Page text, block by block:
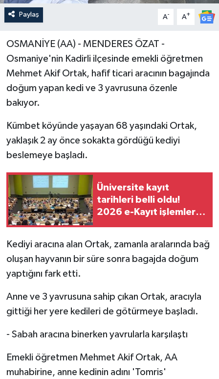
Paylaş A- A+
OSMANİYE (AA) - MENDERES ÖZAT -
Osmaniye'nin Kadirli ilçesinde emekli öğretmen
Mehmet Akif Ortak, hafif ticari aracının bagajında
doğum yapan kedi ve 3 yavrusuna özenle
bakıyor.
Kümbet köyünde yaşayan 68 yaşındaki Ortak,
yaklaşık 2 ay önce sokakta gördüğü kediyi
beslemeye başladı.
Üniversite kayıt
tarihleri belli oldu!
2026 e-Kayıt işlemleri
Kediyi aracına alan Ortak, zamanla aralarında bağ
oluşan hayvanın bir süre sonra bagajda doğum
yaptığını fark etti.
Anne ve 3 yavrusuna sahip çıkan Ortak, aracıyla
gittiği her yere kedileri de götürmeye başladı.
- Sabah aracına binerken yavrularla karşılaştı
Emekli öğretmen Mehmet Akif Ortak, AA
muhabirine, anne kedinin adını 'Tomris'